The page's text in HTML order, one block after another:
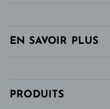
EN SAVOIR PLUS
PRODUITS